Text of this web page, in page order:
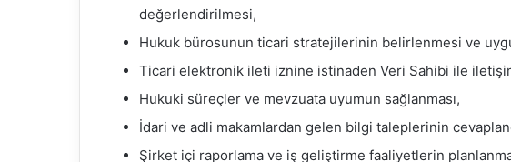
değerlendirilmesi,
Hukuk bürosunun ticari stratejilerinin belirlenmesi ve
Ticari elektronik ileti iznine istinaden Veri Sahibi ile
Hukuki süreçler ve mevzuata uyumun sağlanması,
İdari ve adli makamlardan gelen bilgi taleplerinin
Şirket içi raporlama ve iş geliştirme faaliyetlerin